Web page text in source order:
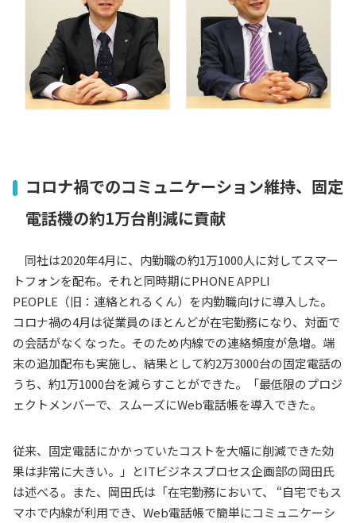
コロナ禍でのコミュニケーション維持、固定
電話機の約1万台削減に貢献
同社は2020年4月に、内勤職の約1万1000人に対してスマー
トフォンを配布。それと同時期にPHONE APPLI
PEOPLE（旧：連絡とれるくん）を内勤職向けに導入した。
コロナ禍の4月は従業員のほとんどが在宅勤務になり、対面で
の会話がなくなった。そのため内線での連絡頻度が急増。端
末の追加配布も実施し、結果として約2万3000台の固定電話の
うち、約1万1000台を減らすことができた。「最低限のプロジ
ェクトメンバーで、スムーズにWeb電話帳を導入できた。
従来、固定電話にかかっていたコストを大幅に削減できた効
果は非常に大きい。」とITビジネスプロセス企画部の岡田氏
は述べる。また、岡田氏は「在宅勤務において、 “自宅でもス
マホで内線が利用でき、Web電話帳で簡単にコミュニケーシ